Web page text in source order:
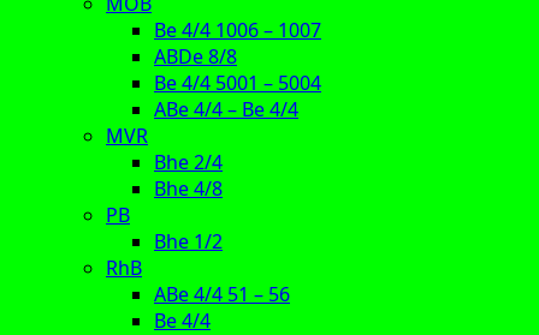
Be 4/4 1006 – 1007
ABDe 8/8
Be 4/4 5001 – 5004
ABe 4/4 – Be 4/4
MVR
Bhe 2/4
Bhe 4/8
PB
Bhe 1/2
RhB
ABe 4/4 51 – 56
Be 4/4